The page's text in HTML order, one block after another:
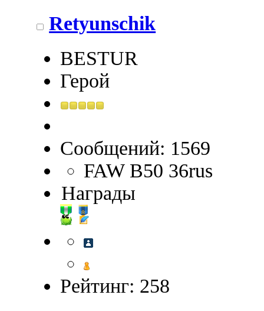
Retyunschik
BESTUR
Герой
Сообщений: 1569
FAW В50 36rus
Награды
Рейтинг: 258